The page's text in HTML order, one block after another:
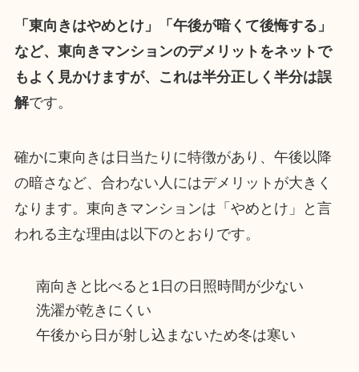
「東向きはやめとけ」「午後が暗くて後悔する」
など、東向きマンションのデメリットをネットで
もよく見かけますが、これは半分正しく半分は誤
解です。
確かに東向きは日当たりに特徴があり、午後以降
の暗さなど、合わない人にはデメリットが大きく
なります。東向きマンションは「やめとけ」と言
われる主な理由は以下のとおりです。
南向きと比べると1日の日照時間が少ない
洗濯が乾きにくい
午後から日が射し込まないため冬は寒い